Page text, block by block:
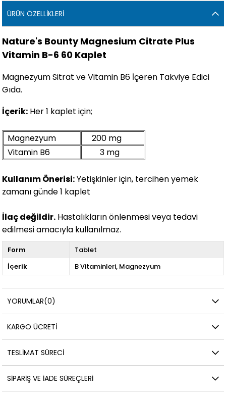
ÜRÜN ÖZELLIKLERI
Nature's Bounty Magnesium Citrate Plus
Vitamin B-6 60 Kaplet
Magnezyum Sitrat ve Vitamin B6 İçeren Takviye Edici
Gıda.
İçerik: Her 1 kaplet için;
Magnezyum
200 mg
Vitamin B6
3 mg
Kullanım Önerisi:Yetişkinler için, tercihen yemek
zamanı günde 1 kaplet
İlaç değildir. Hastalıkların önlenmesi veya tedavi
edilmesi amacıyla kullanılmaz.
Form
Tablet
İçerik
B Vitaminleri Magnezyum
YORUMLAR(0)
KARGO ÜCRETI
TESLIMAT SÜRECI
SIPARIŞ VE İADE SÜREÇLERI